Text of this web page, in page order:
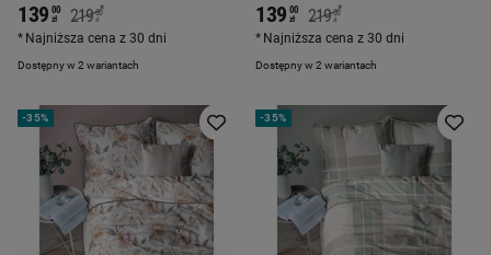
Dostępny w 2 wariantach
139 00
zł 219 00
zł
*
Najniższa cena z 30 dni
Dostępny w 2 wariantach
139 00
zł 219 00
zł
*
Najniższa cena z 30 dni
-35% -35%